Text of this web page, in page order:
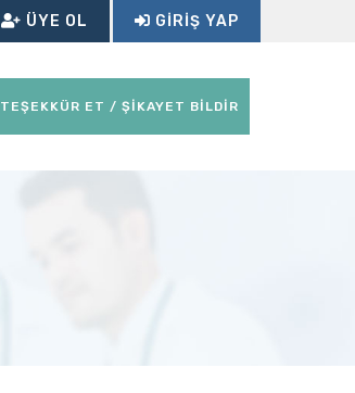
ÜYE OL GIRIŞ YAP
TEŞEKKÜR ET / ŞİKAYET BİLDİR